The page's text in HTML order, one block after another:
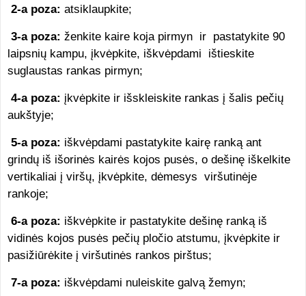
2-a poza: atsiklaupkite;
3-a poza: ženkite kaire koja pirmyn ir pastatykite 90
laipsnių kampu, įkvėpkite, iškvėpdami ištieskite
suglaustas rankas pirmyn;
4-a poza: įkvėpkite ir išskleiskite rankas į šalis pečių
aukštyje;
5-a poza: iškvėpdami pastatykite kairę ranką ant
grindų iš išorinės kairės kojos pusės, o dešinę iškelkite
vertikaliai į viršų, įkvėpkite, dėmesys viršutinėje
rankoje;
6-a poza: iškvėpkite ir pastatykite dešinę ranką iš
vidinės kojos pusės pečių pločio atstumu, įkvėpkite ir
pasižiūrėkite į viršutinės rankos pirštus;
7-a poza: iškvėpdami nuleiskite galvą žemyn;